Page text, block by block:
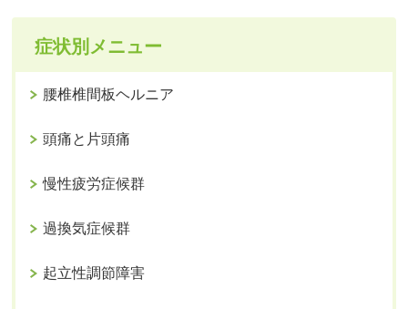
症状別メニュー
腰椎椎間板ヘルニア
頭痛と片頭痛
慢性疲労症候群
過換気症候群
起立性調節障害